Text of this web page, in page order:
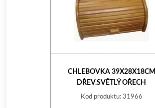
CHLEBOVKA 39X28X18CM
DŘEV.SVĚTLÝ OŘECH
Kod produktu: 31966